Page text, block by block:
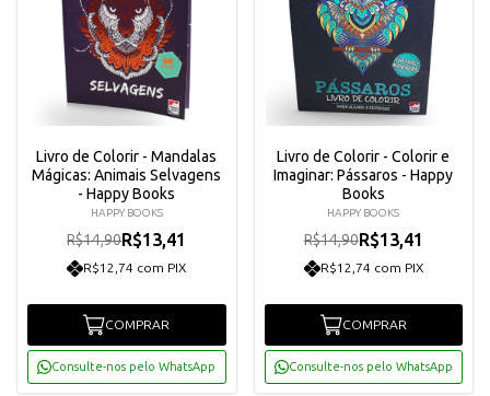
Livro de Colorir - Mandalas
Mágicas: Animais Selvagens
- Happy Books
HAPPY BOOKS
R$14,90R$13,41
R$12,74 com PIX
COMPRAR
Consulte-nos pelo WhatsApp
Livro de Colorir - Colorir e
Imaginar: Pássaros - Happy
Books
HAPPY BOOKS
R$14,90R$13,41
R$12,74 com PIX
COMPRAR
Consulte-nos pelo WhatsApp